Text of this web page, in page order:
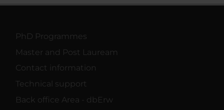
PhD Programmes
Master and Post Lauream
Contact information
Technical support
Back office Area - dbErw